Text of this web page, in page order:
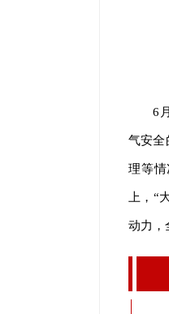
6
气安全
理等
上，“
动力，